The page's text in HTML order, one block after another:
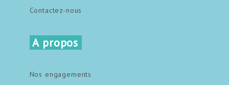
Contactez-nous
A propos
Nos engagements